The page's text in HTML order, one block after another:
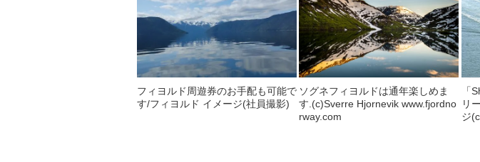
フィヨルド周遊券のお手配も可能で
す/フィヨルド イメージ(社員撮影)
ソグネフィヨルドは通年楽しめま
す.(c)Sverre Hjornevik www.fjordno
rway.com
「
リ
ジ